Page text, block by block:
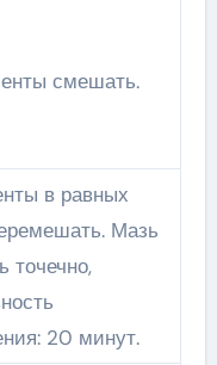
смешать.
в равных
Мазь
точечно,
20 минут.